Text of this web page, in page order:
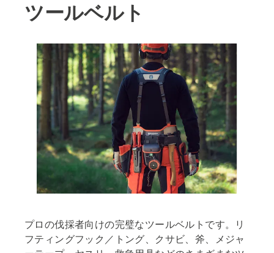
ツールベルト
プロの伐採者向けの完璧なツールベルトです。リ
フティングフック／トング、クサビ、斧、メジャ